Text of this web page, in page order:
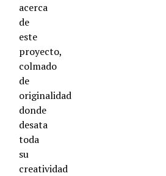
acerca
de
este
proyecto,
colmado
de
originalidad
donde
desata
toda
su
creatividad